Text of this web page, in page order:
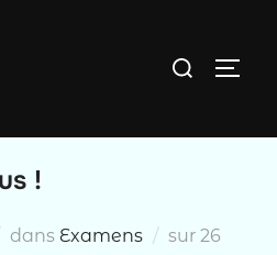
Rechercher :
!
dans Examens sur Publié
26